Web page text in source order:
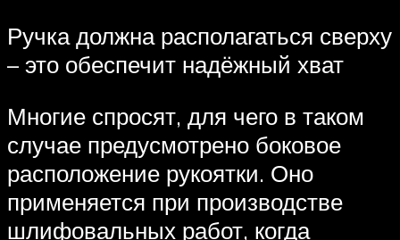
Ручка должна располагаться сверху
– это обеспечит надёжный хват
Многие спросят, для чего в таком
случае предусмотрено боковое
расположение рукоятки. Оно
применяется при производстве
шлифовальных работ, когда